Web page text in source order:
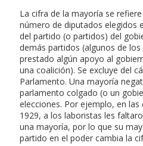
La cifra de la mayoría se
número de diputados elegidos
del partido (o partidos) del
demás partidos (algunos de
prestado algún apoyo al
una coalición). Se excluye del
Parlamento. Una mayoría
parlamento colgado (o un
elecciones. Por ejemplo, en las
1929, a los laboristas les
una mayoría, por lo que su
partido en el poder cambia la